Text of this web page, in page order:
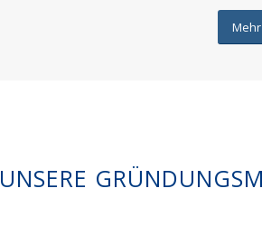
Mehr
UNSERE